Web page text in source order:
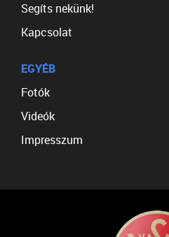
Segíts nekünk!
Kapcsolat
EGYÉB
Fotók
Videók
Impresszum